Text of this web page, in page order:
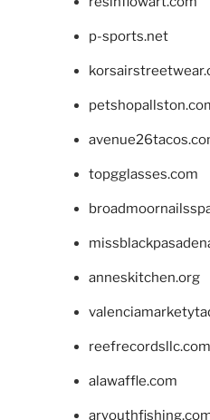
p-sports.net
topgglasses.com
anneskitchen.org
reefrecordsllc.com
alawaffle.com